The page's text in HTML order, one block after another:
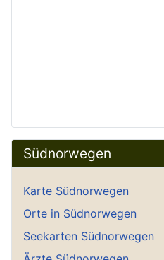
Südnorwegen
Karte Südnorwegen
Orte in Südnorwegen
Seekarten Südnorwegen